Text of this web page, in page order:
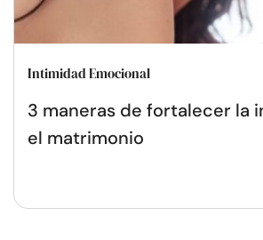
Intimidad Emocional
3 maneras de fortalecer la
el matrimonio